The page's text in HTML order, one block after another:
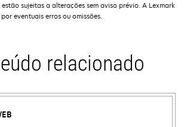
sujeitas a alterações sem aviso prévio. A Lexmark
eventuais erros ou omissões.
relacionado